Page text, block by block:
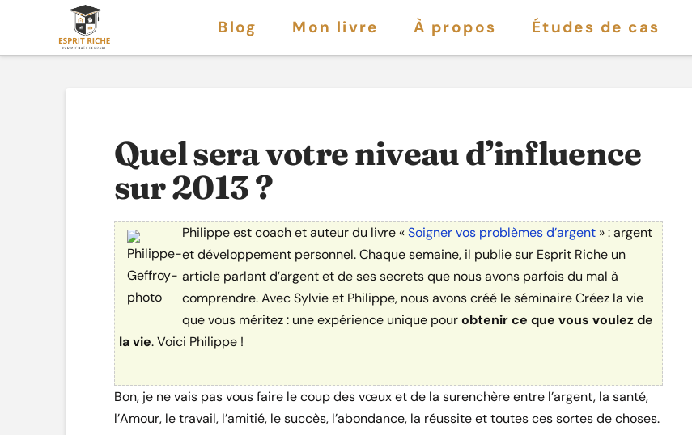
Blog Mon livre À propos Études de cas
Quel sera votre niveau d’influence
sur 2013 ?
Philippe est coach et auteur du livre «Soigner vos problèmes d’argent» : argent
et développement personnel. Chaque semaine, il publie sur Esprit Riche un
article parlant d’argent et de ses secrets que nous avons parfois du mal à
comprendre. Avec Sylvie et Philippe, nous avons créé le séminaire Créez la vie
que vous méritez : une expérience unique pourobtenir ce que vous voulez de
la vie. Voici Philippe !
Bon, je ne vais pas vous faire le coup des vœux et de la surenchère entre l’argent, la santé,
l’Amour, le travail, l’amitié, le succès, l’abondance, la réussite et toutes ces sortes de choses.